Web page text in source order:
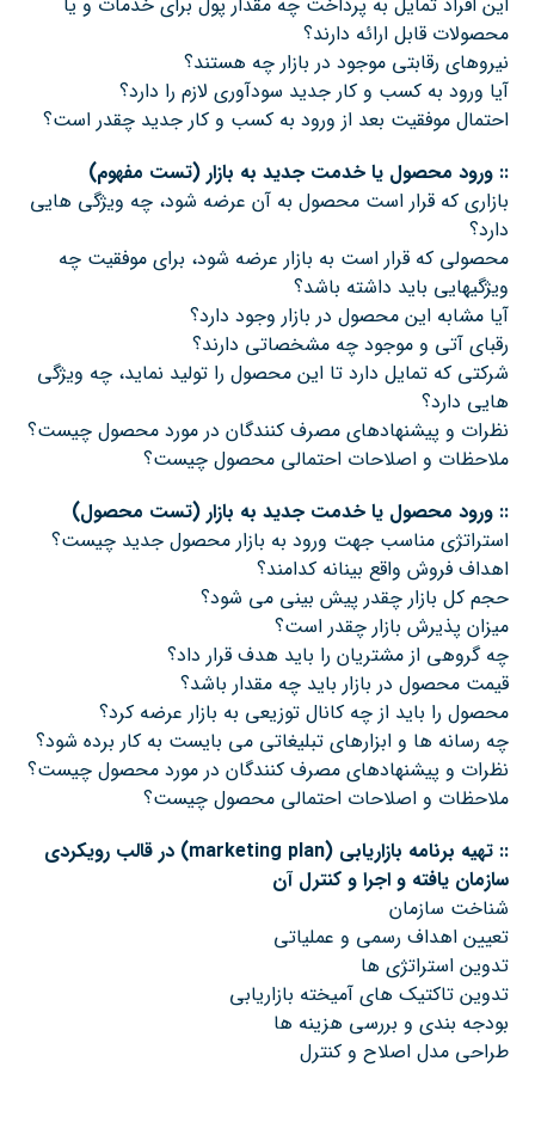
محصولات قابل ارائه دارند؟
نيروهاي رقابتي موجود در بازار چه هستند؟
آيا ورود به كسب و كار جديد سودآوري لازم را دارد؟
احتمال موفقيت بعد از ورود به كسب و كار جديد چقدر است؟
::ورود محصول يا خدمت جديد به بازار (تست مفهوم)
بازاری که قرار است محصول به آن عرضه شود، چه ويژگي هايي
دارد؟
محصولی که قرار است به بازار عرضه شود، برای موفقیت چه
ویژگیهایی باید داشته باشد؟
آيا مشابه اين محصول در بازار وجود دارد؟
رقباي آتي و موجود چه مشخصاتي دارند؟
شركتي كه تمايل دارد تا اين محصول را توليد نمايد، چه ويژگي
هايي دارد؟
نظرات و پیشنهادهای مصرف کنندگان در مورد محصول چیست؟
ملاحظات و اصلاحات احتمالی محصول چیست؟
::ورود محصول يا خدمت جديد به بازار (تست محصول)
استراتژی مناسب جهت ورود به بازار محصول جدید چیست؟
اهداف فروش واقع بینانه کدامند؟
حجم کل بازار چقدر پیش بینی می شود؟
میزان پذیرش بازار چقدر است؟
چه گروهی از مشتریان را باید هدف قرار داد؟
قیمت محصول در بازار باید چه مقدار باشد؟
محصول را باید از چه کانال توزیعی به بازار عرضه کرد؟
چه رسانه ها و ابزارهای تبلیغاتی می بایست به کار برده شود؟
نظرات و پیشنهادهای مصرف کنندگان در مورد محصول چیست؟
ملاحظات و اصلاحات احتمالی محصول چیست؟
::تهیه برنامه بازاریابی (marketing plan)
در قالب رویکردی
سازمان یافته و اجرا و کنترل آن
شناخت سازمان
تعیین اهداف رسمی و عملیاتی
تدوین استراتژی ها
تدوین تاکتیک های آمیخته بازاریابی
بودجه بندی و بررسی هزینه ها
طراحی مدل اصلاح و کنترل